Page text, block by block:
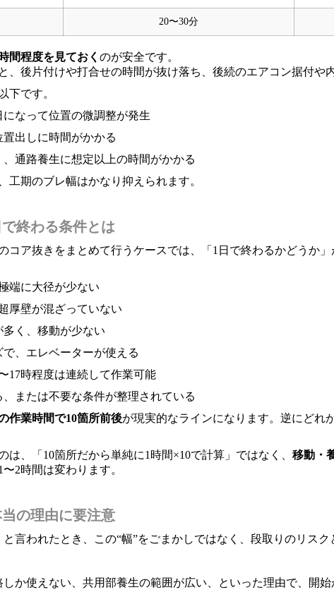
20〜30分
間程度を見ておく のが安全です。
、後片付けや打合せの時間が抜け落ち、後続のエアコン据付や
下です。
なって位置の微調整が発生
出しに時間がかかる
通路養生に想定以上の時間がかかる
工期のブレ幅はかなり抑えられます。
終わる条件とは
コア抜きをまとめて行うケースでは、「1日で終わるかどうか
端に大径が少ない
厚壁が混ざっていない
く、移動が少ない
、エレベーターが使える
17時程度は連続して作業可能
または不要な条件が整理されている
作業時間で10箇所前後が現実的なラインになります。逆にどれ
、「10箇所だから単純に1時間×10で計算」ではなく、 移動・
2時間は変わります。
の理由に要注意
言われたとき、この“幅”をごまかしではなく、段取りのリス
か使えない、共用部養生の範囲が広い、といった理由で、開